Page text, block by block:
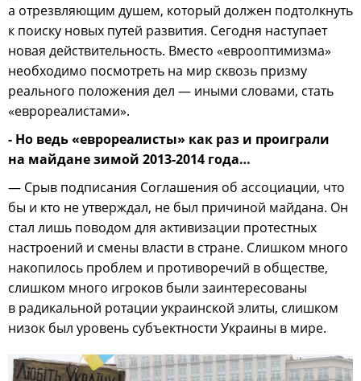
а отрезвляющим душем, который должен подтолкнуть
к поиску новых путей развития. Сегодня наступает
новая действительность. Вместо «еврооптимизма»
необходимо посмотреть на мир сквозь призму
реального положения дел — иными словами, стать
«еврореалистами».
- Но ведь «еврореалисты» как раз и проиграли
на майдане зимой 2013-2014 года…
— Срыв подписания Соглашения об ассоциации, что
бы и кто не утверждал, не был причиной майдана. Он
стал лишь поводом для активизации протестных
настроений и смены власти в стране. Слишком много
накопилось проблем и противоречий в обществе,
слишком много игроков были заинтересованы
в радикальной ротации украинской элиты, слишком
низок был уровень субъектности Украины в мире.